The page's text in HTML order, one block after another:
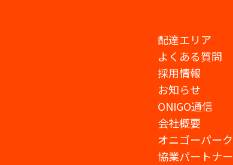
配達エリア
よくある質問
採用情報
お知らせ
ONIGO通信
会社概要
オニゴーパーク
協業パートナー